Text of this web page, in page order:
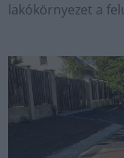
lakókörnyezet a